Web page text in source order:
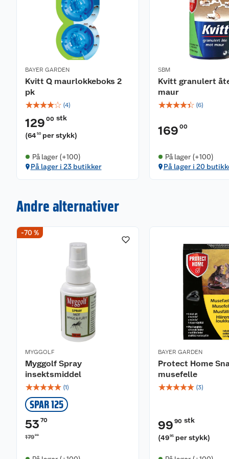
BAYER GARDEN
Kvitt Q maurlokkeboks 2
pk
☆☆☆☆☆ (4)
129 00 stk
(64 50 per stykk)
På lager (+100)
På lager i 23 butikker
SBM
Kvitt granulert
maur
☆☆☆☆☆ (6)
169 00
På lager (+100)
På lager i 20
Andre alternativer
-70 %
MYGGOLF
Myggolf Spray
insektsmiddel
☆☆☆☆☆ (1)
SPAR 125
53 70
17900
BAYER GARDEN
Protect Home
musefelle
☆☆☆☆☆ (3)
99 90 stk
(4995 per stykk)